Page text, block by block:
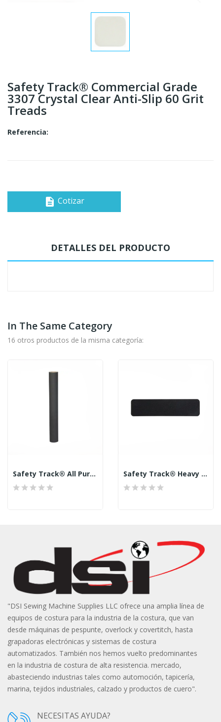
Safety Track® Commercial Grade
3307 Crystal Clear Anti-Slip 60 Grit
Treads
Referencia:
description Cotizar
DETALLES DEL PRODUCTO
In The Same Category
16 otros productos de la misma categoría:
Safety Track® All Purpose Anti-Slip 60 Grit Roll Safety Track® Heavy Duty Grade Anti-Slip 46...
"DSI Sewing Machine Supplies LLC ofrece una amplia línea de
equipos de costura para la industria de la costura, que van
desde máquinas de pespunte, overlock y covertitch, hasta
grapadoras electrónicas y sistemas de costura
automatizados. También nos hemos vuelto predominantes
en la industria de costura de alta resistencia. mercado,
abasteciendo industrias tales como automoción, tapicería,
marina, tejidos industriales, calzado y productos de cuero".
NECESITAS AYUDA?